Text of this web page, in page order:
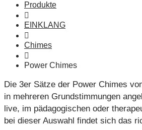
Produkte
EINKLANG
Chimes
Power Chimes
Die 3er Sätze der Power Chimes
in mehreren Grundstimmungen
live, im pädagogischen oder
bei dieser Auswahl findet sich das